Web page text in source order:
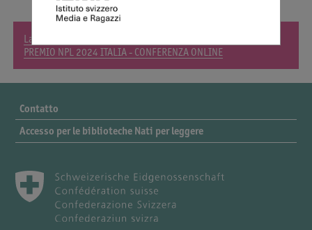
La magia della lettura condivisa con Martina Evangelista
PREMIO NPL 2024 ITALIA - CONFERENZA ONLINE
Contatto
Accesso per le biblioteche Nati per leggere